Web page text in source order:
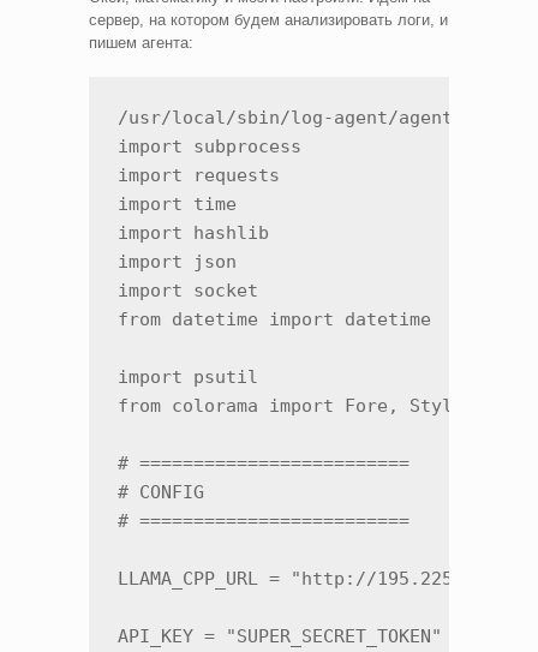
сервер, на котором будем анализировать логи, и
пишем агента:
/usr/local/sbin/log-agent/agent.py
import subprocess
import requests
import time
import hashlib
import json
import socket
from datetime import datetime
import psutil
from colorama import Fore, Style, init
# =========================
# CONFIG
# =========================
LLAMA_CPP_URL = "http://
API_KEY = "SUPER_SECRET_TOKEN"